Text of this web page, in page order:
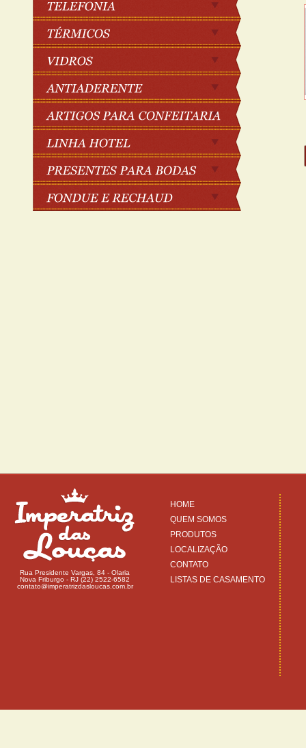
Rua Presidente Vargas, 84 - Olaria
Nova Friburgo - RJ (22) 2522-6582
contato@imperatrizdasloucas.com.br
HOME
QUEM SOMOS
PRODUTOS
LOCALIZAÇÃO
CONTATO
LISTAS DE CASAMENTO